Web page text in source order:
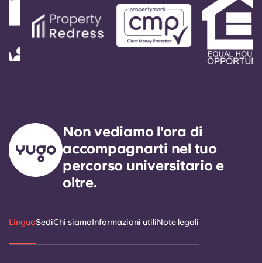
Non vediamo l'ora di
accompagnarti nel tuo
percorso universitario e
oltre.
LinguaSediChi siamoInformazioni utiliNote legali